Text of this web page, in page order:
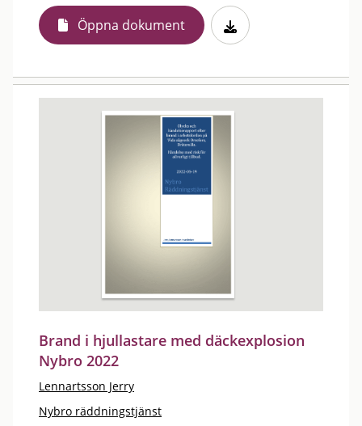
Öppna dokument
Brand i hjullastare med däckexplosion
Nybro 2022
Lennartsson Jerry
Nybro räddningstjänst